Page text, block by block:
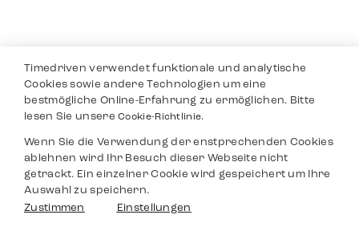
Timedriven verwendet funktionale und analytische
Cookies sowie andere Technologien um eine
bestmögliche Online-Erfahrung zu ermöglichen. Bitte
lesen Sie unsereCookie-Richtlinie.
Wenn Sie die Verwendung der enstprechenden Cookies
ablehnen wird Ihr Besuch dieser Webseite nicht
getrackt. Ein einzelner Cookie wird gespeichert um Ihre
Auswahl zu speichern.
Zustimmen
Einstellungen